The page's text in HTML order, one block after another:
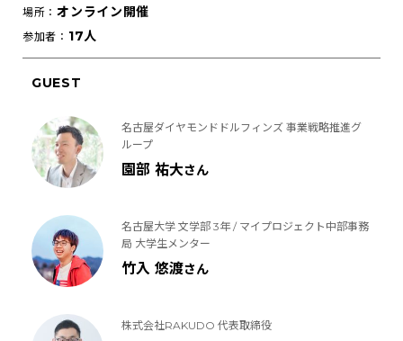
場所：オンライン開催
参加者： 17人
GUEST
名古屋ダイヤモンドドルフィンズ 事業戦略推進グ
ループ
園部 祐大さん
名古屋大学 文学部 3年 / マイプロジェクト中部事務
局 大学生メンター
竹入 悠渡さん
株式会社RAKUDO 代表取締役